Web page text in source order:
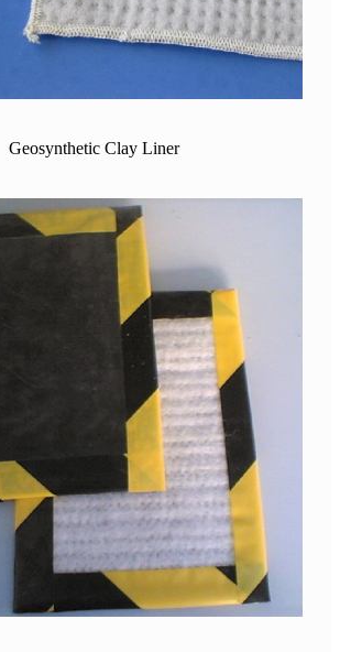
Geosynthetic Clay Liner